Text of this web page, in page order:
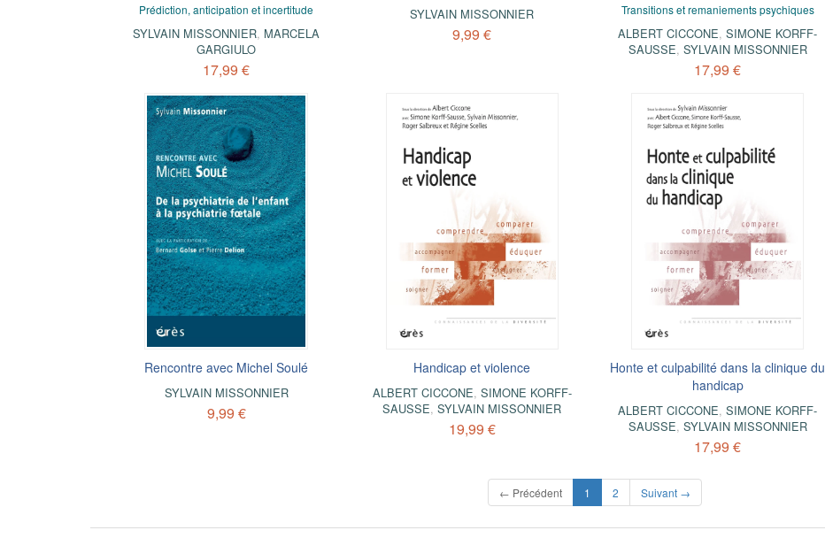
Prédiction, anticipation et incertitude
SYLVAIN MISSONNIER, MARCELA
GARGIULO
17,99 €
SYLVAIN MISSONNIER
9,99 €
Transitions et remaniements psychiques
ALBERT CICCONE,SIMONE KORFF-
SAUSSE, SYLVAIN MISSONNIER
17,99 €
Rencontre avec Michel Soulé
SYLVAIN MISSONNIER
9,99 €
Handicap et violence
ALBERT CICCONE, SIMONE KORFF-
SAUSSE,SYLVAIN MISSONNIER
19,99 €
Honte et culpabilité dans la clinique du
handicap
ALBERT CICCONE,SIMONE KORFF-
SAUSSE, SYLVAIN MISSONNIER
17,99 €
← Précédent 1 (current)
2 Suivant →